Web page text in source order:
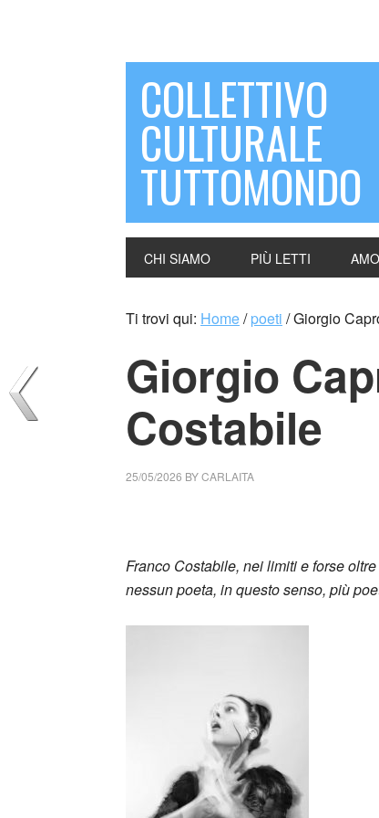
COLLETTIVO
CULTURALE
TUTTOMONDO
CHI SIAMO PIÙ LETTI
Ti trovi qui: Home/ poeti /Giorgio
Giorgio
Costabile
25/05/2026 BYCARLAITA
Franco Costabile, nei limiti e forse
nessun poeta, in questo senso, più